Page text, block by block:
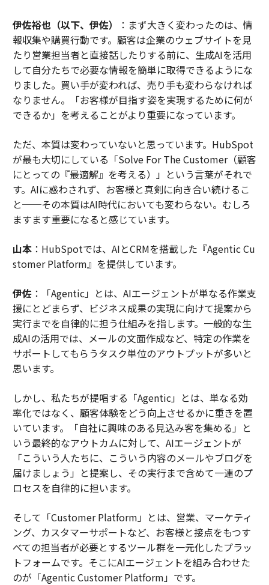
伊佐裕也（以下、伊佐）
：まず大きく変わったのは、情
報収集や購買行動です。顧客は企業のウェブサイトを見
たり営業担当者と直接話したりする前に、生成AIを活用
して自分たちで必要な情報を簡単に取得できるようにな
りました。買い手が変われば、売り手も変わらなければ
なりません。「お客様が目指す姿を実現するために何が
できるか」を考えることがより重要になっています。
ただ、本質は変わっていないと思っています。HubSpot
が最も大切にしている「Solve For The Customer（顧客
にとっての『最適解』を考える）」という言葉がそれで
す。AIに惑わされず、お客様と真剣に向き合い続けるこ
と──その本質はAI時代においても変わらない。むしろ
ますます重要になると感じています。
山本：HubSpotでは、AIとCRMを搭載した『Agentic Cu
stomer Platform』を提供しています。
伊佐：「Agentic」とは、AIエージェントが単なる作業支
援にとどまらず、ビジネス成果の実現に向けて提案から
実行までを自律的に担う仕組みを指します。一般的な生
成AIの活用では、メールの文面作成など、特定の作業を
サポートしてもらうタスク単位のアウトプットが多いと
思います。
しかし、私たちが提唱する「Agentic」とは、単なる効
率化ではなく、顧客体験をどう向上させるかに重きを置
いています。「自社に興味のある見込み客を集める」と
いう最終的なアウトカムに対して、AIエージェントが
「こういう人たちに、こういう内容のメールやブログを
届けましょう」と提案し、その実行まで含めて一連のプ
ロセスを自律的に担います。
そして「Customer Platform」とは、営業、マーケティ
ング、カスタマーサポートなど、お客様と接点をもつす
べての担当者が必要とするツール群を一元化したプラッ
トフォームです。そこにAIエージェントを組み合わせた
のが「Agentic Customer Platform」です。